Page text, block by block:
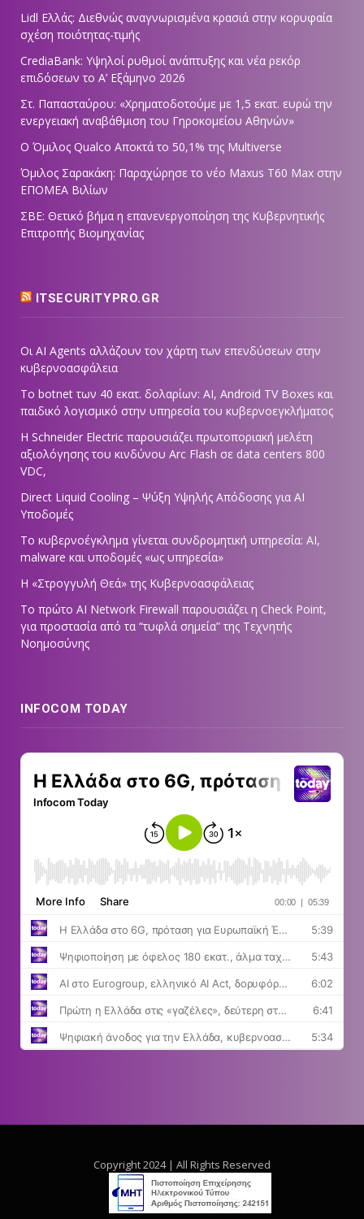
Lidl Ελλάς: Διεθνώς αναγνωρισμένα κρασιά στην κορυφαία
σχέση ποιότητας-τιμής
CrediaBank: Υψηλοί ρυθμοί ανάπτυξης και νέα ρεκόρ
επιδόσεων το Α’ Εξάμηνο 2026
Στ. Παπασταύρου: «Χρηματοδοτούμε με 1,5 εκατ. ευρώ την
ενεργειακή αναβάθμιση του Γηροκομείου Αθηνών»
Ο Όμιλος Qualco Αποκτά το 50,1% της Multiverse
Όμιλος Σαρακάκη: Παραχώρησε το νέο Maxus T60 Max στην
ΕΠΟΜΕΑ Βιλίων
ΣΒΕ: Θετικό βήμα η επανενεργοποίηση της Κυβερνητικής
Επιτροπής Βιομηχανίας
ITSECURITYPRO.GR
Οι AI Agents αλλάζουν τον χάρτη των επενδύσεων στην
κυβερνοασφάλεια
Το botnet των 40 εκατ. δολαρίων: AI, Android TV Boxes και
παιδικό λογισμικό στην υπηρεσία του κυβερνοεγκλήματος
Η Schneider Electric παρουσιάζει πρωτοποριακή μελέτη
αξιολόγησης του κινδύνου Arc Flash σε data centers 800
VDC,
Direct Liquid Cooling – Ψύξη Υψηλής Απόδοσης για AI
Υποδομές
Το κυβερνοέγκλημα γίνεται συνδρομητική υπηρεσία: AI,
malware και υποδομές «ως υπηρεσία»
Η «Στρογγυλή Θεά» της Κυβερνοασφάλειας
Tο πρώτο AI Network Firewall παρουσιάζει η Check Point,
για προστασία από τα “τυφλά σημεία” της Τεχνητής
Νοημοσύνης
INFOCOM TODAY
Copyright 2024 | All Rights Reserved